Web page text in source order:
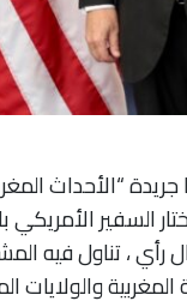
“الأحداث
السفير الأمريكي
رأي ، تناول فيه
المغربية